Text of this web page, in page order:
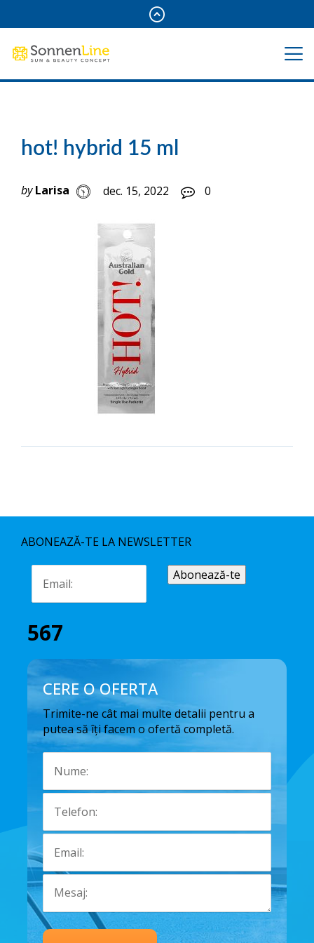
hot! hybrid 15 ml
by Larisa dec. 15, 2022 0
ABONEAZĂ-TE LA NEWSLETTER
567
CERE O OFERTA
Trimite-ne cât mai multe detalii pentru a
putea să îți facem o ofertă completă.